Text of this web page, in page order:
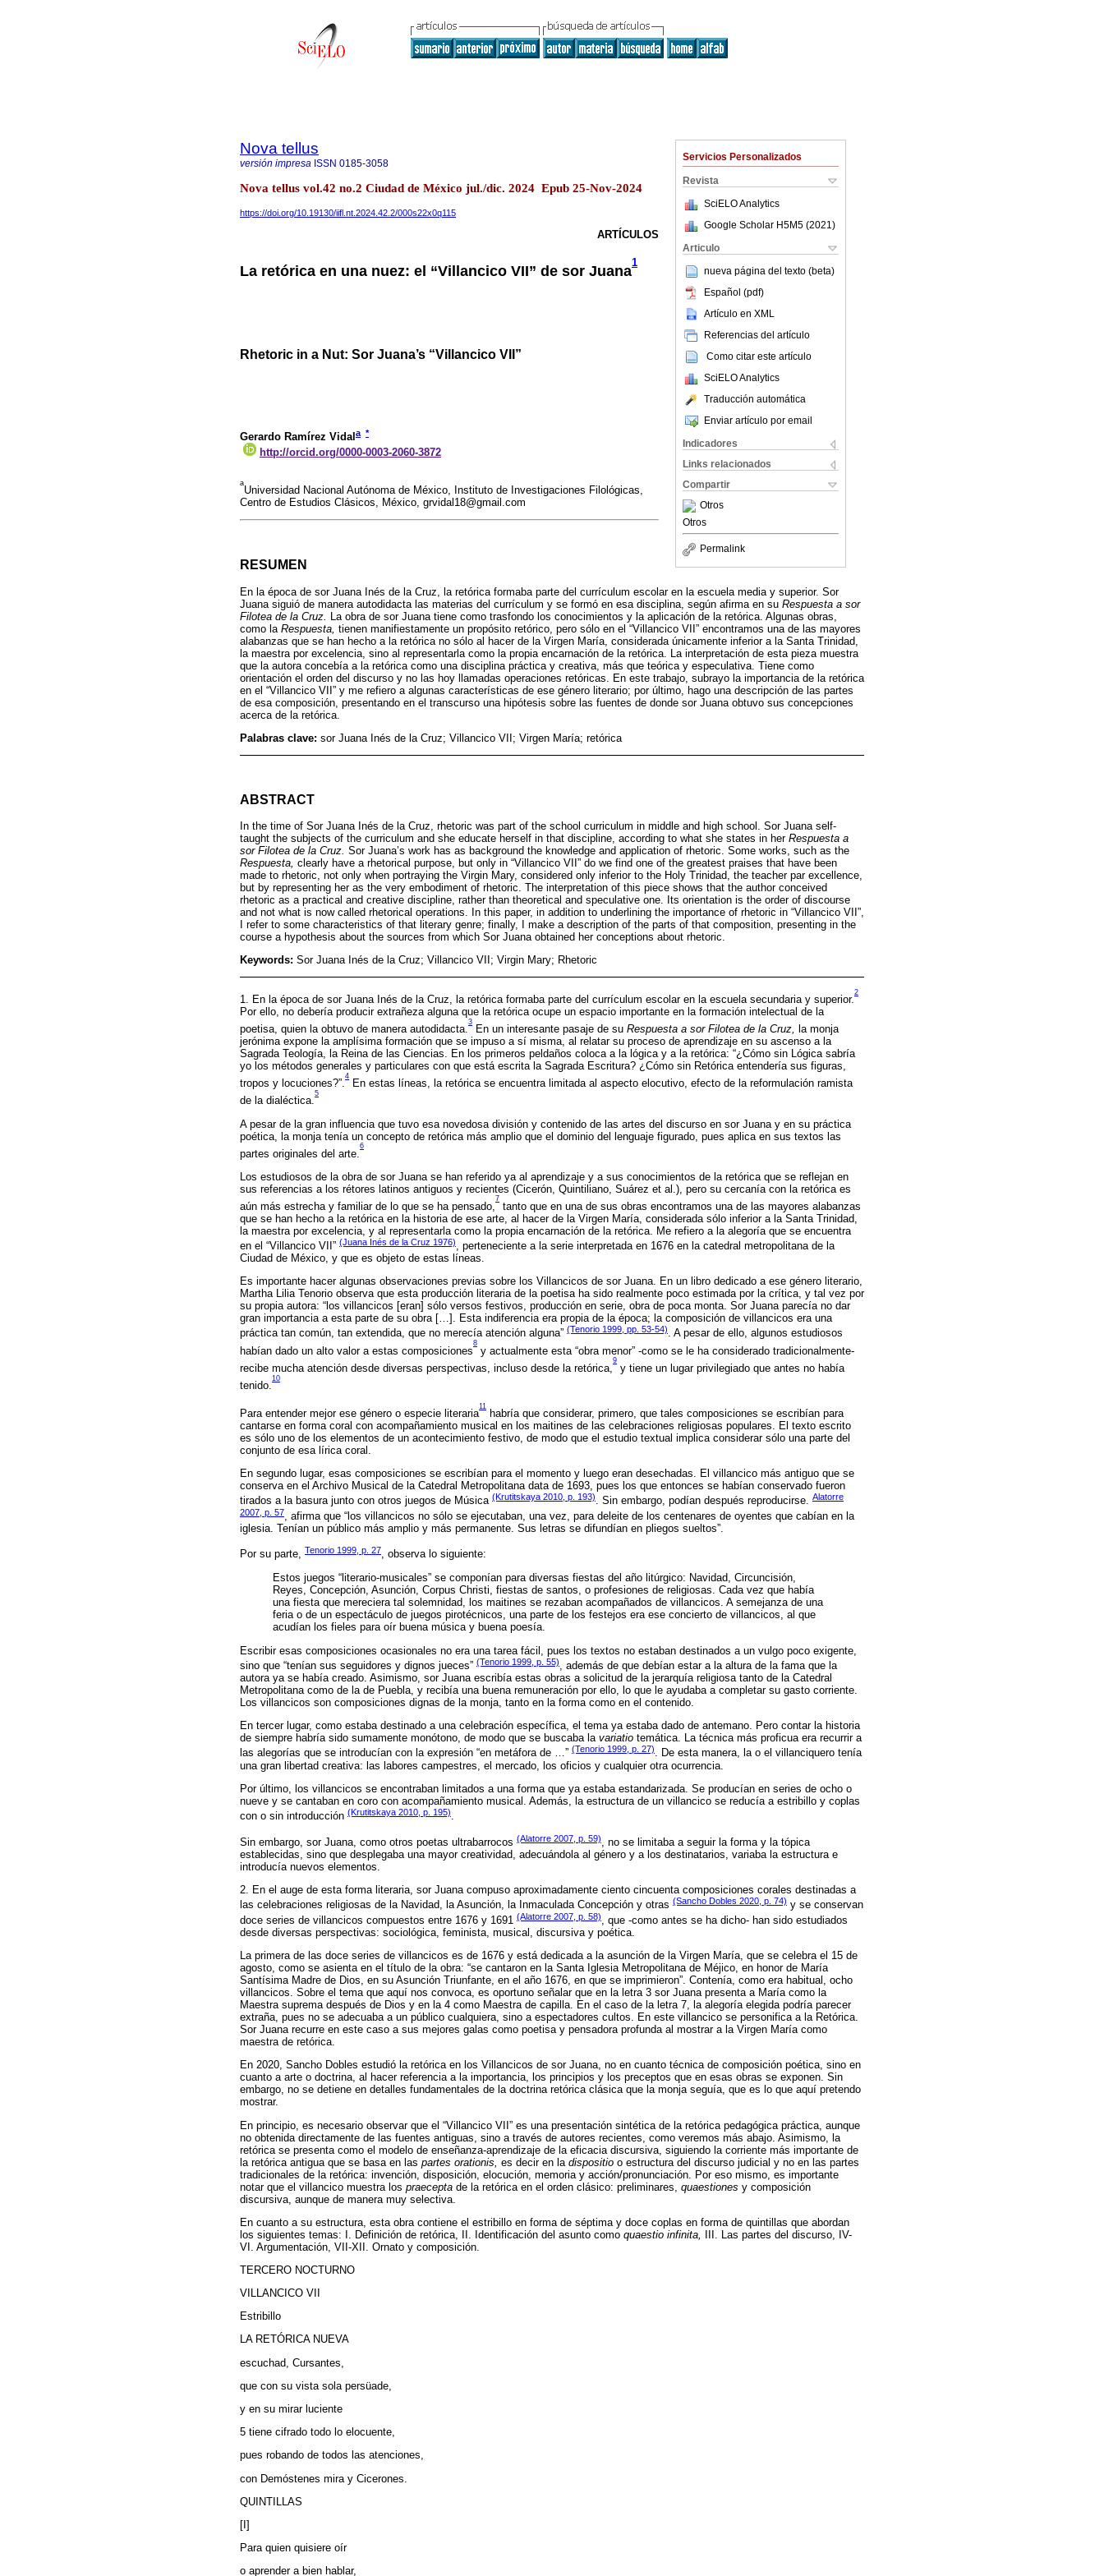
Servicios Personalizados
Revista
SciELO Analytics
Google Scholar H5M5 (2021 )
Articulo
nueva página del texto (beta)
Español (pdf)
Artículo en XML
Referencias del artículo
Como citar este artículo
SciELO Analytics
Traducción automática
Enviar artículo por email
Indicadores
Links relacionados
Compartir
Otros
Otros
Permalink
Nova tellus
versión impresa ISSN 0185-3058
Nova tellus vol.42 no.2 Ciudad de México jul./dic. 2024 Epub 25-Nov-2024
https://doi.org/10.19130/iifl.nt.2024.42.2/000s22x0q115
ARTÍCULOS
La retórica en una nuez: el “Villancico VII” de sor Juana
1
Rhetoric in a Nut: Sor Juana’s “Villancico VII”
Gerardo Ramírez Vidal a *
http://orcid.org/0000-0003-2060-3872
a
Universidad Nacional Autónoma de México, Instituto de Investigaciones Filológicas,
Centro de Estudios Clásicos, México, grvidal18@gmail.com
RESUMEN
En la época de sor Juana Inés de la Cruz, la retórica formaba parte del currículum escolar en la escuela media y superior. Sor
Juana siguió de manera autodidacta las materias del currículum y se formó en esa disciplina, según afirma en su Respuesta a sor
Filotea de la Cruz.
La obra de sor Juana tiene como trasfondo los conocimientos y la aplicación de la retórica. Algunas obras,
como la Respuesta, tienen manifiestamente un propósito retórico, pero sólo en el “Villancico VII” encontramos una de las mayores
alabanzas que se han hecho a la retórica no sólo al hacer de la Virgen María, considerada únicamente inferior a la Santa Trinidad,
la maestra por excelencia, sino al representarla como la propia encarnación de la retórica. La interpretación de esta pieza muestra
que la autora concebía a la retórica como una disciplina práctica y creativa, más que teórica y especulativa. Tiene como
orientación el orden del discurso y no las hoy llamadas operaciones retóricas. En este trabajo, subrayo la importancia de la retórica
en el “Villancico VII” y me refiero a algunas características de ese género literario; por último, hago una descripción de las partes
de esa composición, presentando en el transcurso una hipótesis sobre las fuentes de donde sor Juana obtuvo sus concepciones
acerca de la retórica.
Palabras clave: sor Juana Inés de la Cruz; Villancico VII; Virgen María; retórica
ABSTRACT
In the time of Sor Juana Inés de la Cruz, rhetoric was part of the school curriculum in middle and high school. Sor Juana self-
taught the subjects of the curriculum and she educate herself in that discipline, according to what she states in her Respuesta a
sor Filotea de la Cruz. Sor Juana’s work has as background the knowledge and application of rhetoric. Some works, such as the
Respuesta, clearly have a rhetorical purpose, but only in “Villancico VII” do we find one of the greatest praises that have been
made to rhetoric, not only when portraying the Virgin Mary, considered only inferior to the Holy Trinidad, the teacher par excellence,
but by representing her as the very embodiment of rhetoric. The interpretation of this piece shows that the author conceived
rhetoric as a practical and creative discipline, rather than theoretical and speculative one. Its orientation is the order of discourse
and not what is now called rhetorical operations. In this paper, in addition to underlining the importance of rhetoric in “Villancico VII”,
I refer to some characteristics of that literary genre; finally, I make a description of the parts of that composition, presenting in the
course a hypothesis about the sources from which Sor Juana obtained her conceptions about rhetoric.
Keywords: Sor Juana Inés de la Cruz; Villancico VII; Virgin Mary; Rhetoric
1. En la época de sor Juana Inés de la Cruz, la retórica formaba parte del currículum escolar en la escuela secundaria y superior.
2
Por ello, no debería producir extrañeza alguna que la retórica ocupe un espacio importante en la formación intelectual de la
poetisa, quien la obtuvo de manera autodidacta.
3
En un interesante pasaje de su Respuesta a sor Filotea de la Cruz, la monja
jerónima expone la amplísima formación que se impuso a sí misma, al relatar su proceso de aprendizaje en su ascenso a la
Sagrada Teología, la Reina de las Ciencias. En los primeros peldaños coloca a la lógica y a la retórica: “¿Cómo sin Lógica sabría
yo los métodos generales y particulares con que está escrita la Sagrada Escritura? ¿Cómo sin Retórica entendería sus figuras,
tropos y locuciones?”.
4
En estas líneas, la retórica se encuentra limitada al aspecto elocutivo, efecto de la reformulación ramista
de la dialéctica.
5
A pesar de la gran influencia que tuvo esa novedosa división y contenido de las artes del discurso en sor Juana y en su práctica
poética, la monja tenía un concepto de retórica más amplio que el dominio del lenguaje figurado, pues aplica en sus textos las
partes originales del arte.
6
Los estudiosos de la obra de sor Juana se han referido ya al aprendizaje y a sus conocimientos de la retórica que se reflejan en
sus referencias a los rétores latinos antiguos y recientes (Cicerón, Quintiliano, Suárez et al.), pero su cercanía con la retórica es
aún más estrecha y familiar de lo que se ha pensado,
7
tanto que en una de sus obras encontramos una de las mayores alabanzas
que se han hecho a la retórica en la historia de ese arte, al hacer de la Virgen María, considerada sólo inferior a la Santa Trinidad,
la maestra por excelencia, y al representarla como la propia encarnación de la retórica. Me refiero a la alegoría que se encuentra
en el “Villancico VII” (Juana Inés de la Cruz 1976), perteneciente a la serie interpretada en 1676 en la catedral metropolitana de la
Ciudad de México, y que es objeto de estas líneas.
Es importante hacer algunas observaciones previas sobre los Villancicos de sor Juana. En un libro dedicado a ese género literario,
Martha Lilia Tenorio observa que esta producción literaria de la poetisa ha sido realmente poco estimada por la crítica, y tal vez por
su propia autora: “los villancicos [eran] sólo versos festivos, producción en serie, obra de poca monta. Sor Juana parecía no dar
gran importancia a esta parte de su obra […]. Esta indiferencia era propia de la época; la composición de villancicos era una
práctica tan común, tan extendida, que no merecía atención alguna” (Tenorio 1999, pp. 53-54). A pesar de ello, algunos estudiosos
habían dado un alto valor a estas composiciones
8
y actualmente esta “obra menor” -como se le ha considerado tradicionalmente-
recibe mucha atención desde diversas perspectivas, incluso desde la retórica,
9
y tiene un lugar privilegiado que antes no había
tenido.
10
Para entender mejor ese género o especie literaria
11
habría que considerar, primero, que tales composiciones se escribían para
cantarse en forma coral con acompañamiento musical en los maitines de las celebraciones religiosas populares. El texto escrito
es sólo uno de los elementos de un acontecimiento festivo, de modo que el estudio textual implica considerar sólo una parte del
conjunto de esa lírica coral.
En segundo lugar, esas composiciones se escribían para el momento y luego eran desechadas. El villancico más antiguo que se
conserva en el Archivo Musical de la Catedral Metropolitana data de 1693, pues los que entonces se habían conservado fueron
tirados a la basura junto con otros juegos de Música (Krutitskaya 2010, p. 193). Sin embargo, podían después reproducirse. Alatorre
2007, p. 57, afirma que “los villancicos no sólo se ejecutaban, una vez, para deleite de los centenares de oyentes que cabían en la
iglesia. Tenían un público más amplio y más permanente. Sus letras se difundían en pliegos sueltos”.
Por su parte, Tenorio 1999, p. 27, observa lo siguiente:
Estos juegos “literario-musicales” se componían para diversas fiestas del año litúrgico: Navidad, Circuncisión,
Reyes, Concepción, Asunción, Corpus Christi, fiestas de santos, o profesiones de religiosas. Cada vez que había
una fiesta que mereciera tal solemnidad, los maitines se rezaban acompañados de villancicos. A semejanza de una
feria o de un espectáculo de juegos pirotécnicos, una parte de los festejos era ese concierto de villancicos, al que
acudían los fieles para oír buena música y buena poesía.
Escribir esas composiciones ocasionales no era una tarea fácil, pues los textos no estaban destinados a un vulgo poco exigente,
sino que “tenían sus seguidores y dignos jueces” (Tenorio 1999, p. 55), además de que debían estar a la altura de la fama que la
autora ya se había creado. Asimismo, sor Juana escribía estas obras a solicitud de la jerarquía religiosa tanto de la Catedral
Metropolitana como de la de Puebla, y recibía una buena remuneración por ello, lo que le ayudaba a completar su gasto corriente.
Los villancicos son composiciones dignas de la monja, tanto en la forma como en el contenido.
En tercer lugar, como estaba destinado a una celebración específica, el tema ya estaba dado de antemano. Pero contar la historia
de siempre habría sido sumamente monótono, de modo que se buscaba la variatio temática. La técnica más proficua era recurrir a
las alegorías que se introducían con la expresión “en metáfora de …” (Tenorio 1999, p. 27). De esta manera, la o el villanciquero tenía
una gran libertad creativa: las labores campestres, el mercado, los oficios y cualquier otra ocurrencia.
Por último, los villancicos se encontraban limitados a una forma que ya estaba estandarizada. Se producían en series de ocho o
nueve y se cantaban en coro con acompañamiento musical. Además, la estructura de un villancico se reducía a estribillo y coplas
con o sin introducción (Krutitskaya 2010, p. 195).
Sin embargo, sor Juana, como otros poetas ultrabarrocos (Alatorre 2007, p. 59)
, no se limitaba a seguir la forma y la tópica
establecidas, sino que desplegaba una mayor creatividad, adecuándola al género y a los destinatarios, variaba la estructura e
introducía nuevos elementos.
2. En el auge de esta forma literaria, sor Juana compuso aproximadamente ciento cincuenta composiciones corales destinadas a
las celebraciones religiosas de la Navidad, la Asunción, la Inmaculada Concepción y otras (Sancho Dobles 2020, p. 74) y se conservan
doce series de villancicos compuestos entre 1676 y 1691 (Alatorre 2007, p. 58)
, que -como antes se ha dicho- han sido estudiados
desde diversas perspectivas: sociológica, feminista, musical, discursiva y poética.
La primera de las doce series de villancicos es de 1676 y está dedicada a la asunción de la Virgen María, que se celebra el 15 de
agosto, como se asienta en el título de la obra: “se cantaron en la Santa Iglesia Metropolitana de Méjico, en honor de María
Santísima Madre de Dios, en su Asunción Triunfante, en el año 1676, en que se imprimieron”. Contenía, como era habitual, ocho
villancicos. Sobre el tema que aquí nos convoca, es oportuno señalar que en la letra 3 sor Juana presenta a María como la
Maestra suprema después de Dios y en la 4 como Maestra de capilla. En el caso de la letra 7, la alegoría elegida podría parecer
extraña, pues no se adecuaba a un público cualquiera, sino a espectadores cultos. En este villancico se personifica a la Retórica.
Sor Juana recurre en este caso a sus mejores galas como poetisa y pensadora profunda al mostrar a la Virgen María como
maestra de retórica.
En 2020, Sancho Dobles estudió la retórica en los Villancicos de sor Juana, no en cuanto técnica de composición poética, sino en
cuanto a arte o doctrina, al hacer referencia a la importancia, los principios y los preceptos que en esas obras se exponen. Sin
embargo, no se detiene en detalles fundamentales de la doctrina retórica clásica que la monja seguía, que es lo que aquí pretendo
mostrar.
En principio, es necesario observar que el “Villancico VII” es una presentación sintética de la retórica pedagógica práctica, aunque
no obtenida directamente de las fuentes antiguas, sino a través de autores recientes, como veremos más abajo. Asimismo, la
retórica se presenta como el modelo de enseñanza-aprendizaje de la eficacia discursiva, siguiendo la corriente más importante de
la retórica antigua que se basa en las partes orationis, es decir en la dispositio o estructura del discurso judicial y no en las partes
tradicionales de la retórica: invención, disposición, elocución, memoria y acción/pronunciación. Por eso mismo, es importante
notar que el villancico muestra los praecepta de la retórica en el orden clásico: preliminares, quaestiones y composición
discursiva, aunque de manera muy selectiva.
En cuanto a su estructura, esta obra contiene el estribillo en forma de séptima y doce coplas en forma de quintillas que abordan
los siguientes temas: I. Definición de retórica, II. Identificación del asunto como quaestio infinita, III. Las partes del discurso, IV-
VI. Argumentación, VII-XII. Ornato y composición.
TERCERO NOCTURNO
VILLANCICO VII
Estribillo
LA RETÓRICA NUEVA
escuchad, Cursantes,
que con su vista sola persüade,
y en su mirar luciente
5 tiene cifrado todo lo elocuente,
pues robando de todos las atenciones,
con Demóstenes mira y Cicerones.
QUINTILLAS
[I]
Para quien quisiere oír
o aprender a bien hablar,